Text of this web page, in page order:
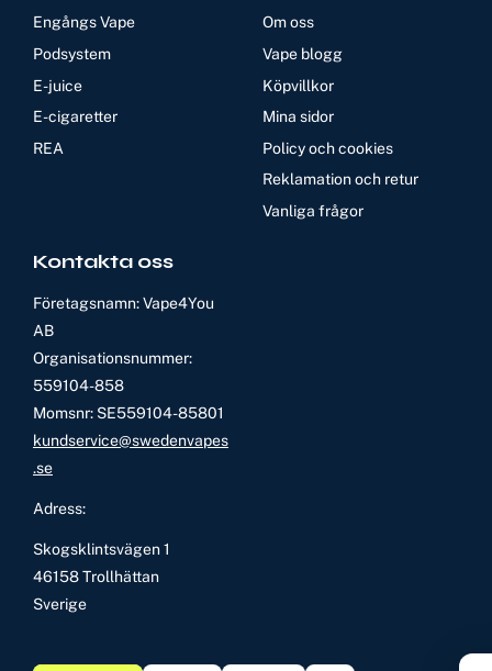
Engångs Vape
Podsystem
E-juice
E-cigaretter
REA
Om oss
Vape blogg
Köpvillkor
Mina sidor
Policy och cookies
Reklamation och retur
Vanliga frågor
Kontakta oss
Företagsnamn: Vape4You
AB
Organisationsnummer:
559104-858
Momsnr: SE559104-85801
kundservice@swedenvapes
.se
Adress:
Skogsklintsvägen 1
46158 Trollhättan
Sverige